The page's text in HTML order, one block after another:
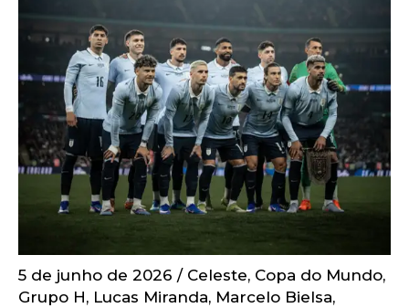
5 de junho de 2026 / Celeste, Copa do Mundo,
Grupo H, Lucas Miranda, Marcelo Bielsa,